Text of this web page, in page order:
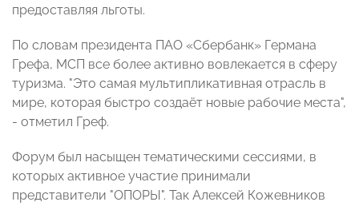
предоставляя льготы.
По словам президента ПАО «Сбербанк» Германа
Грефа, МСП все более активно вовлекается в сферу
туризма. "Это самая мультипликативная отрасль в
мире, которая быстро создаёт новые рабочие места",
- отметил Греф.
Форум был насыщен тематическими сессиями, в
которых активное участие принимали
представители "ОПОРЫ". Так Алексей Кожевников